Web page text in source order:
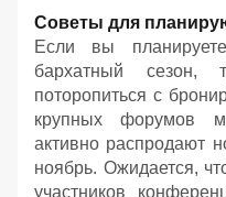
Советы для
Если вы
бархатный сезон,
поторопиться с
крупных форумов
активно распродают
ноябрь. Ожидается,
участников